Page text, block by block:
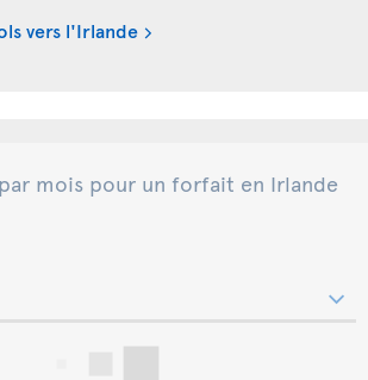
vers l'Irlande
mois pour un forfait en Irlande